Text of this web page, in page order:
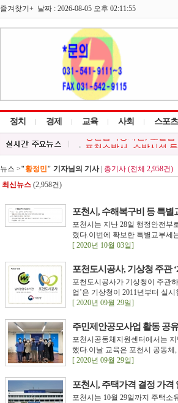
즐겨찾기+ 날짜 : 2026-08-05 오후 02:11:55
정치 경제 교육 사회 스포츠
포천소방서, 소방시설 등
포천시, 여름철 물놀이
백영현 포천시장, `은빛
포천시 청소년봉사단과
뉴스 >"황정민" 기자님의 기사| 총기사 (전체 2,958건)
최신뉴스 (2,958건)
포천시, 수해복구비 등 특별
포천시는 지난 28일 행정안전부
혔다.이번에 확보한 특별교부세
[ 2020년 10월 03일]
포천도시공사, 기상청 주관
포천도시공사가 기상청이 주관
업’은 기상청이 2011년부터 실
[ 2020년 09월 29일]
주민제안공모사업 활동 공
포천시공동체지원센터에서는
했다.이날 교육은 포천시 공동체
[ 2020년 09월 29일]
포천시, 주택가격 결정 가격
포천시는 10월 29일까지 주택소